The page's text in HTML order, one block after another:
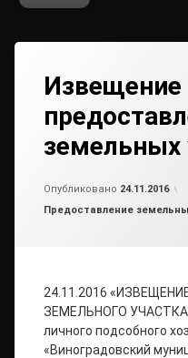
Извещение
земельных
Опубликовано 24.11.2016
Рубрики:
Предоставление
24.11.2016
ЗЕМЕЛЬНОГО УЧАСТКА
личного подсобного
«Виноградовский